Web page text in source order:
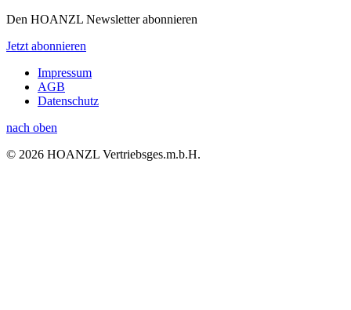
Den HOANZL Newsletter abonnieren
Jetzt abonnieren
Impressum
AGB
Datenschutz
nach oben
© 2026 HOANZL Vertriebsges.m.b.H.